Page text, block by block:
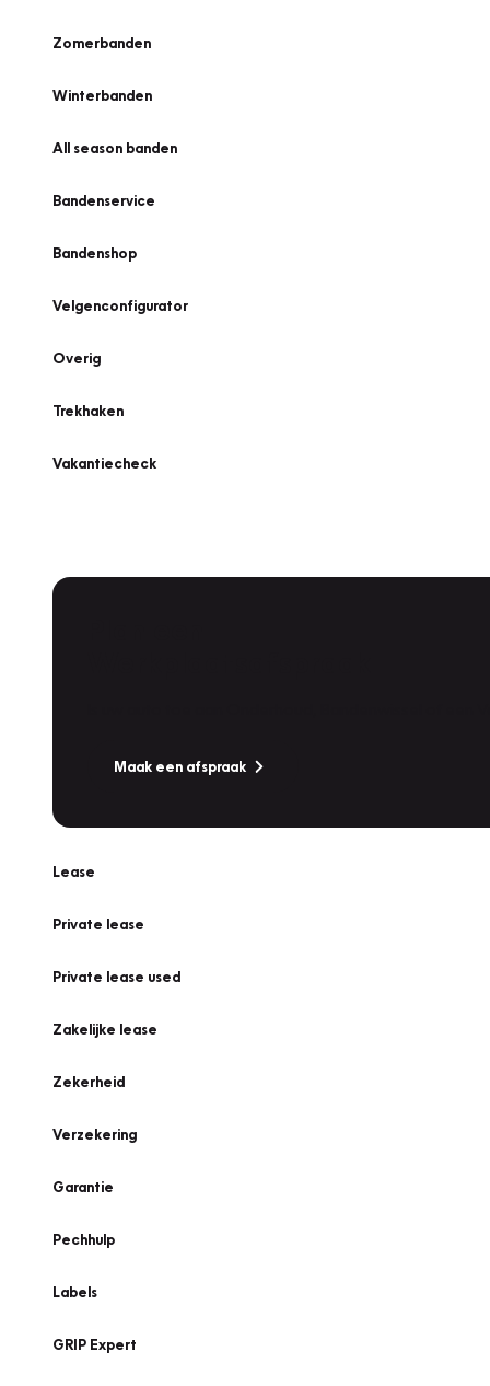
Zomerbanden
Winterbanden
All season banden
Bandenservice
Bandenshop
Velgenconfigurator
Overig
Trekhaken
Vakantiecheck
Maak een afspraak
Lease
Private lease
Private lease used
Zakelijke lease
Zekerheid
Verzekering
Garantie
Pechhulp
Labels
GRIP Expert